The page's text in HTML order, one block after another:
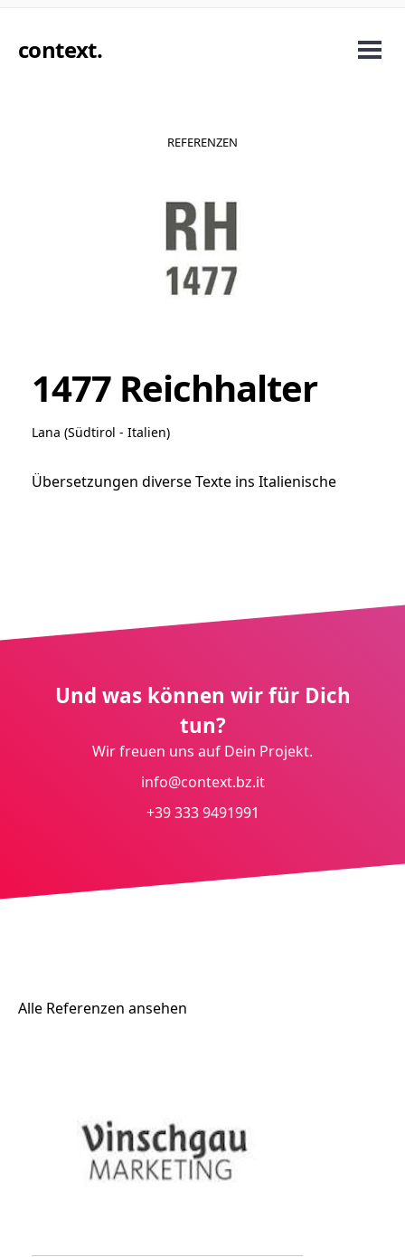
context.
REFERENZEN
1477 Reichhalter
Lana (Südtirol - Italien)
Übersetzungen diverse Texte ins Italienische
Und was können wir für Dich
tun?
Wir freuen uns auf Dein Projekt.
info@context.bz.it
+39 333 9491991
Alle Referenzen ansehen